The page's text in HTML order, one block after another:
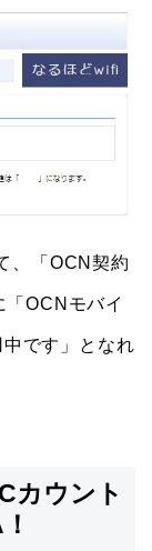
、「OCN契約
OCNモバイ
です」となれ
カウント